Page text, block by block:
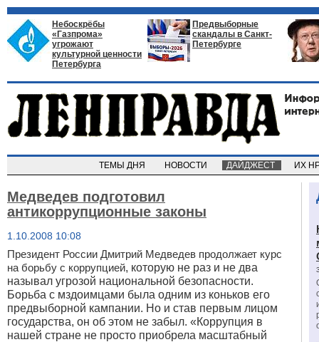
Небоскрёбы
«Газпрома»
угрожают
культурной ценности
Петербурга
Предвыборные
скандалы в Санкт-
Петербурге
ТЕМЫ ДНЯ НОВОСТИ ДАЙДЖЕСТ ИХ
Медведев подготовил
антикоррупционные законы
1.10.2008 10:08
Президент России Дмитрий Медведев продолжает курс
на борьбу с коррупцией, которую не раз и не два
называл угрозой национальной безопасности.
Борьба с мздоимцами была одним из коньков его
предвыборной кампании. Но и став первым лицом
государства, он об этом не забыл. «Коррупция в
нашей стране не просто приобрела масштабный